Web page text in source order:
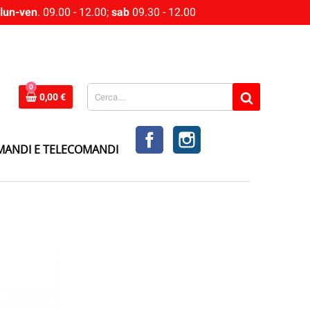
lun-ven. 09.00 - 12.00; sab 09.30 - 12.00
0
0,00 €
E TELECOMANDI
FACEBOOKINSTAGRAM